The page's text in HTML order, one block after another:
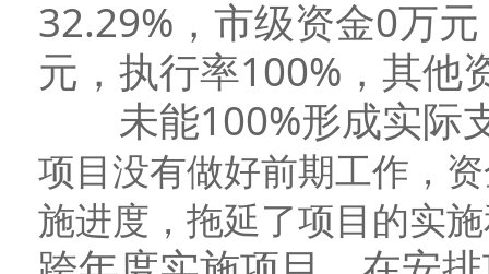
32.29%，市级资金0万
元，执行率100%，其他
未能100%形成实际
项目没有做好前期工作，
施进度， 拖延了项目的实